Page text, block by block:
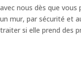
avec nous dès que vous
un mur, par sécurité et
traiter si elle prend des